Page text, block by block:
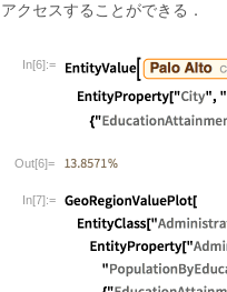
アクセスすることができる．
In[6]:=
Out[6]=
In[7]:=